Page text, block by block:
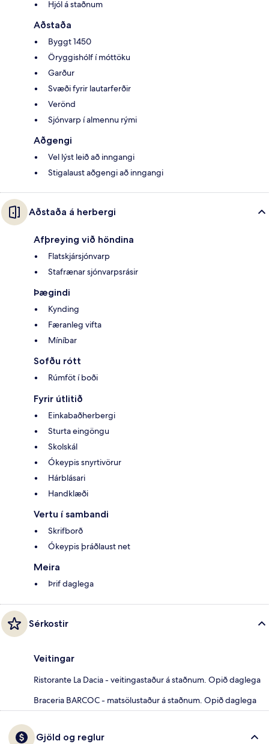
Hjól á staðnum
Aðstaða
Byggt 1450
Öryggishólf í móttöku
Garður
Svæði fyrir lautarferðir
Verönd
Sjónvarp í almennu rými
Aðgengi
Vel lýst leið að inngangi
Stigalaust aðgengi að inngangi
Aðstaða á herbergi
Afþreying við höndina
Flatskjársjónvarp
Stafrænar sjónvarpsrásir
Þægindi
Kynding
Færanleg vifta
Míníbar
Sofðu rótt
Rúmföt í boði
Fyrir útlitið
Einkabaðherbergi
Sturta eingöngu
Skolskál
Ókeypis snyrtivörur
Hárblásari
Handklæði
Vertu í sambandi
Skrifborð
Ókeypis þráðlaust net
Meira
Þrif daglega
Sérkostir
Veitingar
Ristorante La Dacia - veitingastaður á staðnum. Opið daglega
Braceria BARCOC - matsölustaður á staðnum. Opið daglega
Gjöld og reglur